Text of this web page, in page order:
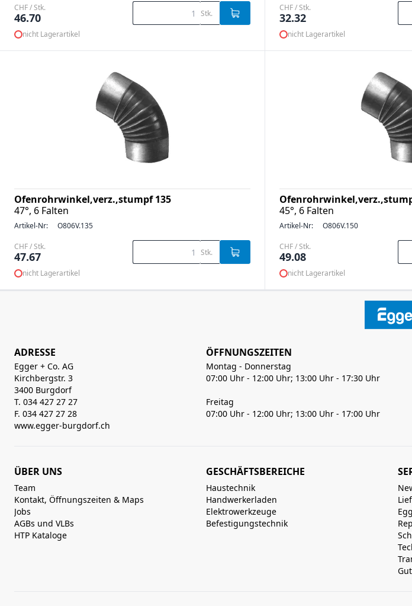
CHF / Stk.
46.70 Stk.
nicht Lagerartikel
CHF / Stk.
32.32
nicht Lagerartikel
Ofenrohrwinkel,verz.,stumpf 135
47°, 6 Falten
Artikel-Nr: O806V.135
CHF / Stk.
47.67 Stk.
nicht Lagerartikel
45°, 6 Falten
Artikel-Nr: O806V.150
CHF / Stk.
49.08
nicht Lagerartikel
ADRESSE
Egger + Co. AG
Kirchbergstr. 3
3400 Burgdorf
T. 034 427 27 27
F. 034 427 27 28
www.egger-burgdorf.ch
ÖFFNUNGSZEITEN
Montag - Donnerstag
07:00 Uhr - 12:00 Uhr; 13:00 Uhr - 17:30 Uhr
Freitag
07:00 Uhr - 12:00 Uhr; 13:00 Uhr - 17:00 Uhr
ÜBER UNS
Team
Kontakt, Öffnungszeiten & Maps
Jobs
AGBs und VLBs
HTP Kataloge
GESCHÄFTSBEREICHE
Haustechnik
Handwerkerladen
Elektrowerkzeuge
Befestigungstechnik